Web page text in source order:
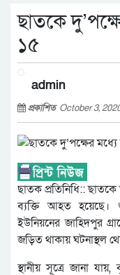
ছাতকে
১৫
admin
প্রকাশিত October 3,
ছাতক প্রতিনিধি:: ছাতকে
ব্যক্তি আহত হয়েছে।
ইউনিয়নের জাহিদপুর
জড়িত থাকায় ঘটনাস্থল
স্থানীয় সূত্রে জানা যায়,